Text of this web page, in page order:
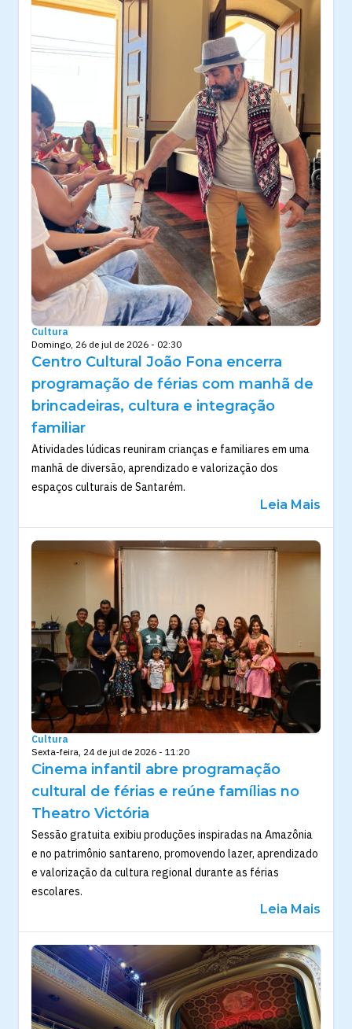
Cultura
Domingo, 26 de jul de 2026 - 02:30
Centro Cultural João Fona encerra
programação de férias com manhã de
brincadeiras, cultura e integração
familiar
Atividades lúdicas reuniram crianças e familiares em uma
manhã de diversão, aprendizado e valorização dos
espaços culturais de Santarém.
Leia Mais
Cultura
Sexta-feira, 24 de jul de 2026 - 11:20
Cinema infantil abre programação
cultural de férias e reúne famílias no
Theatro Victória
Sessão gratuita exibiu produções inspiradas na Amazônia
e no patrimônio santareno, promovendo lazer, aprendizado
e valorização da cultura regional durante as férias
escolares.
Leia Mais